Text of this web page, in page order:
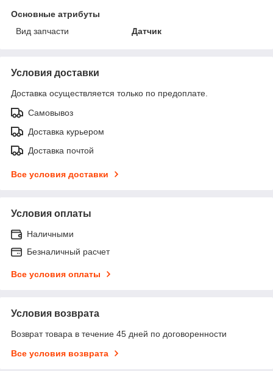
Основные атрибуты
Вид запчасти
Датчик
Условия доставки
Доставка осуществляется только по предоплате.
Самовывоз
Доставка курьером
Доставка почтой
Все условия доставки
Условия оплаты
Наличными
Безналичный расчет
Все условия оплаты
Условия возврата
Возврат товара в течение 45 дней по договоренности
Все условия возврата